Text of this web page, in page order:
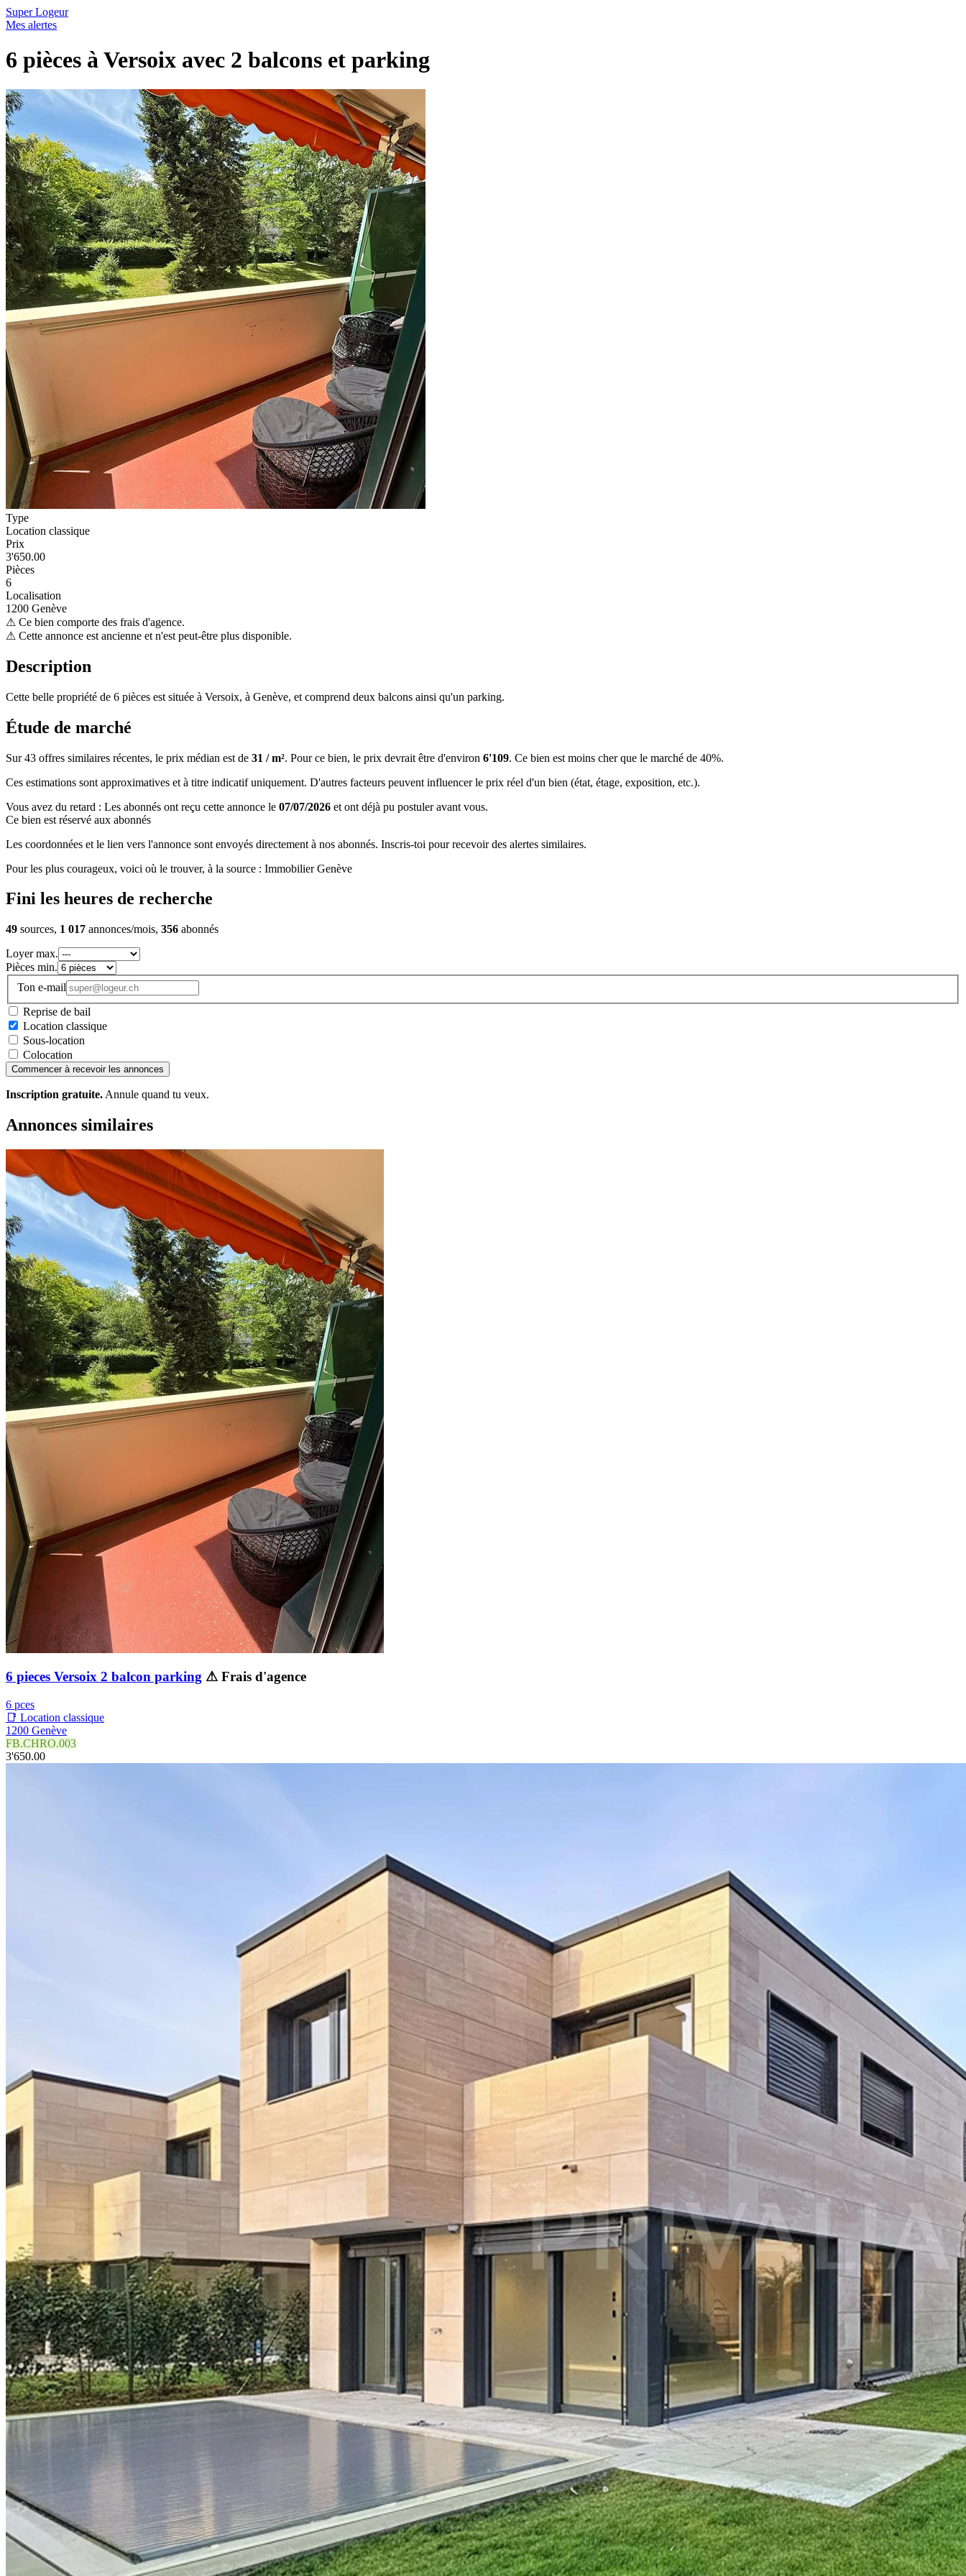
Super Logeur
Mes alertes
6 pièces à Versoix avec 2 balcons et parking
Type
Location classique
Prix
3'650.00
Pièces
6
Localisation
1200 Genève
⚠ Ce bien comporte des frais d'agence.
⚠ Cette annonce est ancienne et n'est peut-être plus disponible.
Description
Cette belle propriété de 6 pièces est située à Versoix, à Genève, et comprend deux balcons ainsi qu'un parking.
Étude de marché
Sur 43 offres similaires récentes, le prix médian est de 31 / m². Pour ce bien, le prix devrait être d'environ 6'109. Ce bien est moins cher que le marché de 40%.
Ces estimations sont approximatives et à titre indicatif uniquement. D'autres facteurs peuvent influencer le prix réel d'un bien (état, étage, exposition, etc.).
Vous avez du retard : Les abonnés ont reçu cette annonce le 07/07/2026 et ont déjà pu postuler avant vous.
Ce bien est réservé aux abonnés
Les coordonnées et le lien vers l'annonce sont envoyés directement à nos abonnés. Inscris-toi pour recevoir des alertes similaires.
Pour les plus courageux, voici où le trouver, à la source : Immobilier Genève
Fini les heures de recherche
49 sources, 1 017 annonces/mois, 356 abonnés
Loyer max.
Pièces min.
Ton e-mail
Reprise de bail
Location classique
Sous-location
Colocation
Commencer à recevoir les annonces
Inscription gratuite. Annule quand tu veux.
Annonces similaires
6 pieces Versoix 2 balcon parking ⚠ Frais d'agence
6 pces
📑 Location classique
1200 Genève
FB.CHRO.003
3'650.00